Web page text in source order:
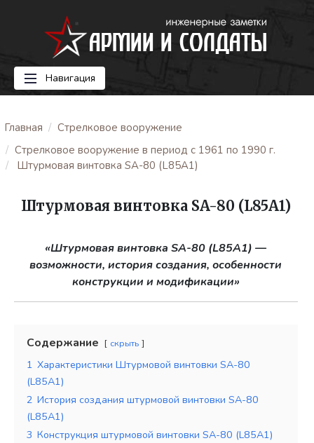
Навигация
Главная
Стрелковое вооружение
Стрелковое вооружение в период с 1961 по 1990 г.
Штурмовая винтовка SA-80 (L85A1)
Штурмовая винтовка SA-80 (L85A1)
«Штурмовая винтовка SA-80 (L85A1) —
возможности, история создания, особенности
конструкции и модификации»
Содержание скрыть
1 Характеристики Штурмовой винтовки SA-80
(L85A1)
2 История создания штурмовой винтовки SA-80
(L85A1)
3 Конструкция штурмовой винтовки SA-80 (L85A1)